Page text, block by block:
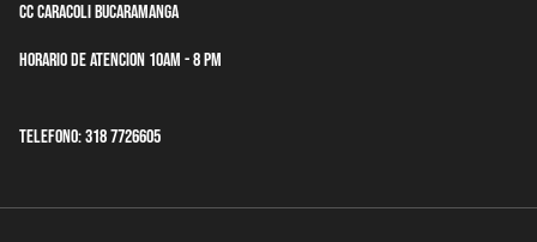
CC Caracoli Bucaramanga
Horario de Atencion 10am - 8 pm
Telefono: 318 7726605